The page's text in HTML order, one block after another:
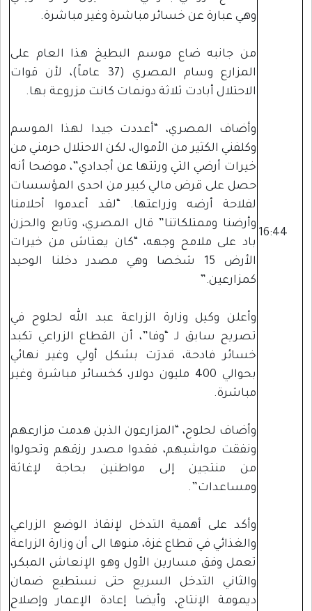
16:44
وهي عبارة عن خسائر مباشرة وغير مباشرة.
من جانبه ضاع موسم البطيخ هذا العام على
المزارع وسام المصري (37 عاماً)، لأن قوات
الاحتلال أبادت ثلاثة دونمات كانت مزروعة بها.
وأضاف المصري، “أعددت جيدا لهذا الموسم
وكلفني الكثير من الأموال، لكن الاحتلال حرمني من
خيرات أرضي التي ورثتها عن أجدادي”، موضحا أنه
حصل على قرض مالي كبير من احدى المؤسسات
لفلاحة أرضه وزراعتها. “لقد أعدموا أحلامنا
وأرضنا وممتلكاتنا” قال المصري، وتابع والحزن
باد على ملامح وجهه، “كان يعتاش من خيرات
الأرض 15 شخصا وهي مصدر دخلنا الوحيد
كمزارعين.”
وأعلن وكيل وزارة الزراعة عبد الله لحلوح في
تصريح سابق لـ “وفا”، أن القطاع الزراعي تكبد
خسائر فادحة، قدرَت بشكل أولي وغير نهائي
بحوالي 400 مليون دولار، كخسائر مباشرة وغير
مباشرة.
وأضاف لحلوح، “المزارعون الذين هدمت مزارعهم
ونفقت مواشيهم، فقدوا مصدر رزقهم وتحولوا
من منتجين إلى مواطنين بحاجة لإغاثة
ومساعدات”.
وأكد على أهمية التدخل لإنقاذ الوضع الزراعي
والغذائي في قطاع غزة، منوها الى أن وزارة الزراعة
تعمل وفق مسارين الأول وهو الإنعاش المبكر،
والثاني التدخل السريع حتى نستطيع ضمان
ديمومة الإنتاج، وأيضا إعادة الإعمار وإصلاح